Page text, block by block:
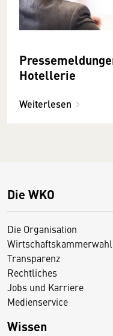
Hotellerie
Weiterlesen
Die WKO
Die Organisation
Transparenz
Rechtliches
Jobs und Karriere
Medienservice
Wissen